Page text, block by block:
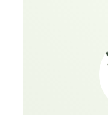
والسيليكون.
باستخدام